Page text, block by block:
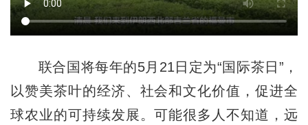
联合国将每年的5月21日定为“国际茶日”，
以赞美茶叶的经济、社会和文化价值，促进全
球农业的可持续发展。可能很多人不知道，远